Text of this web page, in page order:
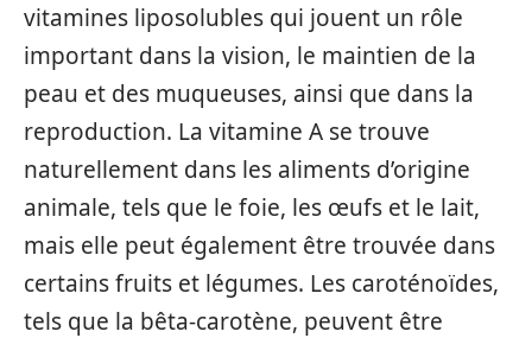
vitamines liposolubles qui jouent un rôle
important dans la vision, le maintien de la
peau et des muqueuses, ainsi que dans la
reproduction. La vitamine A se trouve
naturellement dans les aliments d’origine
animale, tels que le foie, les œufs et le lait,
mais elle peut également être trouvée dans
certains fruits et légumes. Les caroténoïdes,
tels que la bêta-carotène, peuvent être